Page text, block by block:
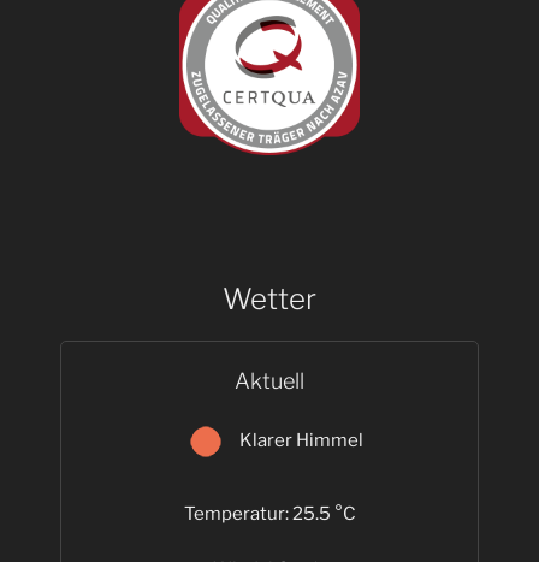
Wetter
Aktuell
Klarer Himmel
Temperatur: 25.5 °C